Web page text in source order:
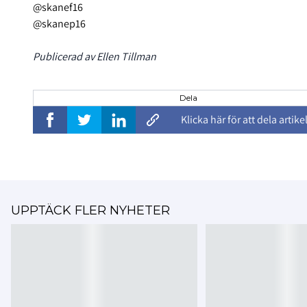
@skanef16
@skanep16
Publicerad av Ellen Tillman
Dela
Klicka här för att dela
UPPTÄCK FLER NYHETER